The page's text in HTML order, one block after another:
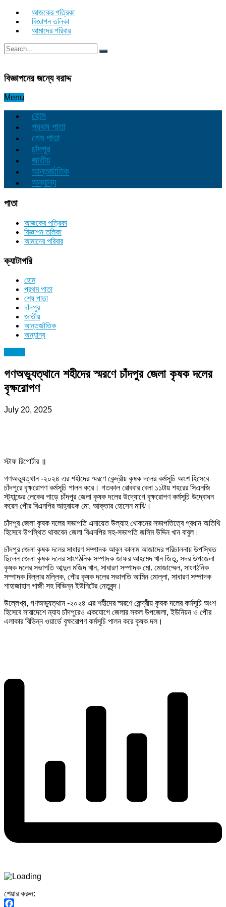
আজকের পত্রিকা
বিজ্ঞাপন তলিকা
আমাদের পরিবার
বিজ্ঞাপনের জন্যে বরাদ্দ
Menu
হোম
প্রথম পাতা
শেষ পাতা
চাঁদপুর
জাতীয়
আন্তর্জাতিক
অন্যান্য
পাতা
আজকের পত্রিকা
বিজ্ঞাপন তলিকা
আমাদের পরিবার
ক্যাটাগরি
হোম
প্রথম পাতা
শেষ পাতা
চাঁদপুর
জাতীয়
আন্তর্জাতিক
অন্যান্য
গণঅভ্যুত্থানে শহীদের স্মরণে চাঁদপুর জেলা কৃষক দলের
বৃক্ষরোপণ
July 20, 2025
স্টাফ রিপোর্টার ॥
গণঅভ্যুত্থান -২০২৪ এর শহীদের স্মরণে কেন্দ্রীয় কৃষক দলের কর্মসূচি অংশ হিসেবে
চাঁদপুরে বৃক্ষরোপণ কর্মসূচি পালন করে। গতকাল রোববার বেলা ১১টায় শহরের সিএনজি
স্ট্যান্ডের লেকের পাড়ে চাঁদপুর জেলা কৃষক দলের উদ্যোগে বৃক্ষরোপণ কর্মসূচি উদ্বোধন
করেন পৌর বিএনপির আহ্বায়ক মো. আক্তার হোসেন মাঝি।
চাঁদপুর জেলা কৃষক দলের সভাপতি এনায়েত উল্যাহ খোকনের সভাপতিত্বে প্রধান অতিথি
হিসেবে উপস্থিত থাকবেন জেলা বিএনপির সহ-সভাপতি জসিম উদ্দিন খান বাবুল।
চাঁদপুর জেলা কৃষক দলের সাধারণ সম্পাদক আবুল কালাম আজাদের পরিচালনায় উপস্থিত
ছিলেন জেলা কৃষক দলের সাংগঠনিক সম্পাদক জাফর আহমেদ খান জিতু, সদর উপজেলা
কৃষক দলের সভাপতি আব্দুল মজিদ খান, সাধারণ সম্পাদক মো. মোজাম্মেল, সাংগঠনিক
সম্পাদক বিল্লার মল্লিক, পৌর কৃষক দলের সভাপতি আমিন মোল্লা, সাধারণ সম্পাদক
শাহাজাহান গাজী সহ বিভিন্ন ইউনিটের নেতৃবৃন্দ।
উল্লেখ্য, গণঅভ্যুত্থান -২০২৪ এর শহীদের স্মরণে কেন্দ্রীয় কৃষক দলের কর্মসূচি অংশ
হিসেবে সারাদেশে ন্যায চাঁদপুরেও একযোগে জেলার সকল উপজেলা, ইউনিয়ন ও পৌর
এলাকার বিভিন্ন ওয়ার্ডে বৃক্ষরোপণ কর্মসূচি পালন করে কৃষক দল।
শেয়ার করুন: